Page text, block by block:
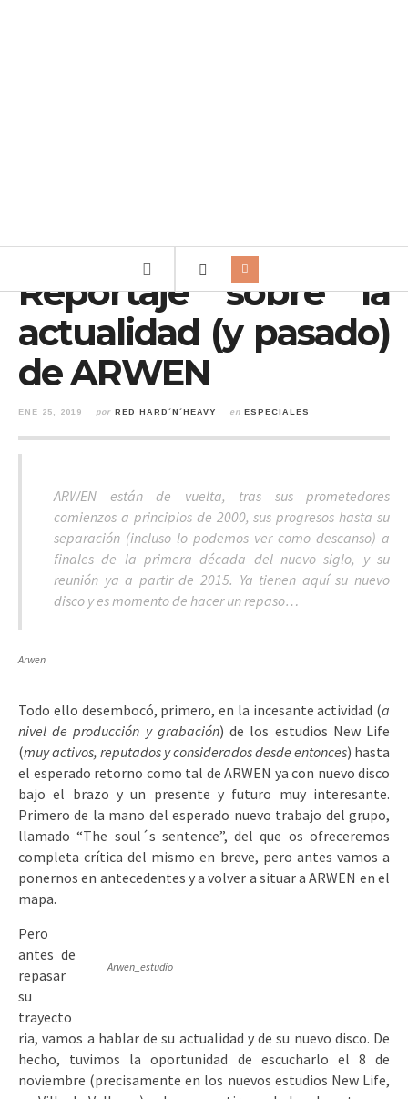
Reportaje sobre la
actualidad (y pasado)
de ARWEN
ENE 25, 2019 por RED HARD´N´HEAVY en ESPECIALES
ARWEN están de vuelta, tras sus prometedores
comienzos a principios de 2000, sus progresos hasta su
separación (incluso lo podemos ver como descanso) a
finales de la primera década del nuevo siglo, y su
reunión ya a partir de 2015. Ya tienen aquí su nuevo
disco y es momento de hacer un repaso…
Arwen
Todo ello desembocó, primero, en la incesante actividad (a
nivel de producción y grabación) de los estudios New Life
(muy activos, reputados y considerados desde entonces) hasta
el esperado retorno como tal de ARWEN ya con nuevo disco
bajo el brazo y un presente y futuro muy interesante.
Primero de la mano del esperado nuevo trabajo del grupo,
llamado “The soul´s sentence”, del que os ofreceremos
completa crítica del mismo en breve, pero antes vamos a
ponernos en antecedentes y a volver a situar a ARWEN en el
mapa.
Arwen_estudio
Pero
antes de
repasar
su
trayecto
ria, vamos a hablar de su actualidad y de su nuevo disco. De
hecho, tuvimos la oportunidad de escucharlo el 8 de
noviembre (precisamente en los nuevos estudios New Life,